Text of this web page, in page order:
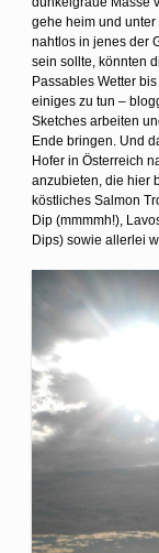
gehe heim und
nahtlos in jenes der
sein sollte, könnten
Passables Wetter
einiges zu tun –
Sketches arbeiten
Ende bringen. Und
Hofer in Österreich
anzubieten, die hier
köstliches Salmon
Dip (mmmmh!),
Dips) sowie allerlei